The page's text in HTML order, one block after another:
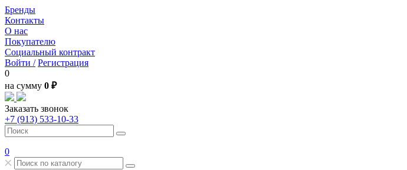
Бренды
Контакты
О нас
Покупателю
Социальный контракт
Войти / Регистрация
0
на сумму 0 ₽
Заказать звонок
+7 (913) 533-10-33
0